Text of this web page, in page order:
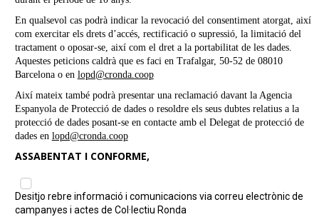
En qualsevol cas podrà indicar la revocació del consentiment atorgat, així
com exercitar els drets d’accés, rectificació o supressió, la limitació del
tractament o oposar-se, així com el dret a la portabilitat de les dades.
Aquestes peticions caldrà que es faci en Trafalgar, 50-52 de 08010
Barcelona o en lopd@cronda.coop
Així mateix també podrà presentar una reclamació davant la Agencia
Espanyola de Protecció de dades o resoldre els seus dubtes relatius a la
protecció de dades posant-se en contacte amb el Delegat de protecció de
dades en lopd@cronda.coop
ASSABENTAT I CONFORME,
Desitjo rebre informació i comunicacions via correu electrònic de
campanyes i actes de Col·lectiu Ronda